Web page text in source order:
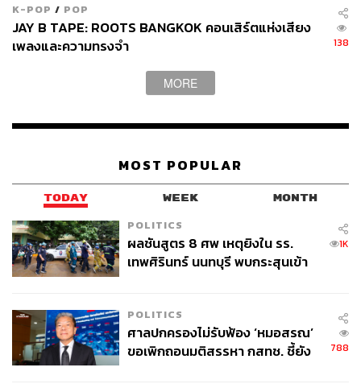
K-POP / POP
JAY B TAPE: ROOTS BANGKOK คอนเสิร์ตแห่งเสียง
เพลงและความทรงจำ
138
MORE
MOST POPULAR
TODAY WEEK MONTH
POLITICS
ผลชันสูตร 8 ศพ เหตุยิงใน รร.
เทพศิรินทร์ นนทบุรี พบกระสุนเข้า
1K
POLITICS
ศาลปกครองไม่รับฟ้อง ‘หมอสรณ’
ขอเพิกถอนมติสรรหา กสทช. ชี้ยัง
788